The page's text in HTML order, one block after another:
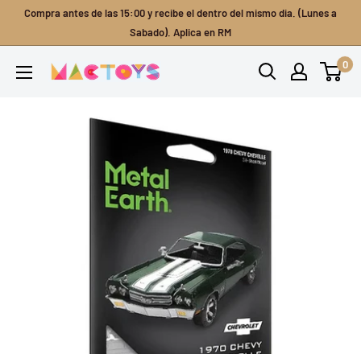
contenido
Compra antes de las 15:00 y recibe el dentro del mismo dia. (Lunes a
Sabado). Aplica en RM
Mactoys
0